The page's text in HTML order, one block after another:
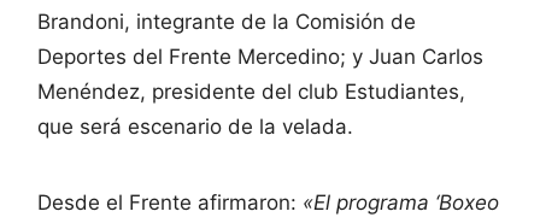
Brandoni, integrante de la Comisión de
Deportes del Frente Mercedino; y Juan Carlos
Menéndez, presidente del club Estudiantes,
que será escenario de la velada.
Desde el Frente afirmaron: «El programa ‘Boxeo